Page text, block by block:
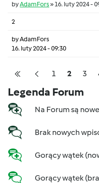
byAdamFors»16. luty 2024 -
2
byAdamFors
16. luty 2024 - 09:30
Pagination
Pierwsza strona
Poprzednia strona
Strona
1 Strona
2 3
Legenda Forum
Na Forum są
Brak nowych
Gorący wątek
Gorący wątek